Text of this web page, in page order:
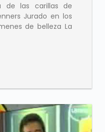
de las carillas de
Jurado en los
de belleza La